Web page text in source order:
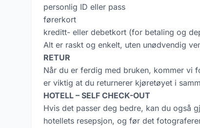
personlig ID eller pass
førerkort
kreditt- eller debetkort (for betaling og
Alt er raskt og enkelt, uten unødvendig
RETUR
Når du er ferdig med bruken, kommer vi
er viktig at du returnerer kjøretøyet i
HOTELL – SELF CHECK-OUT
Hvis det passer deg bedre, kan du også
hotellets resepsjon, og før det